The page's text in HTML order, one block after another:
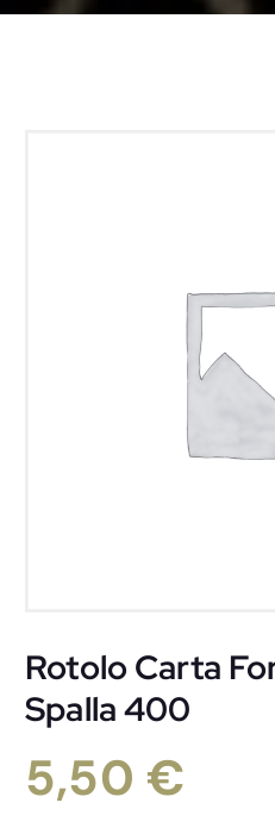
Rotolo Carta
Spalla 400
5,50 €